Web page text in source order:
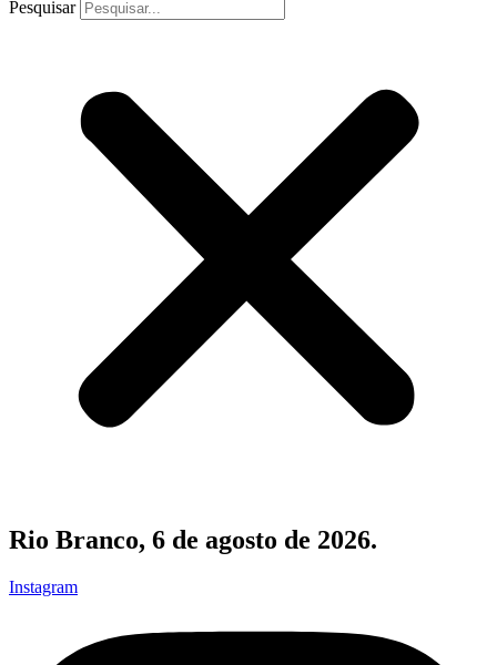
Pesquisar
Rio Branco, 6 de agosto de 2026.
Instagram